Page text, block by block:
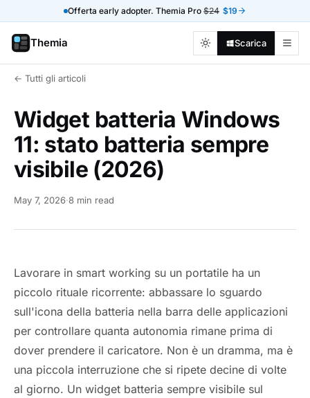
Offerta early adopter. Themia Pro $24 $19
Themia Scarica
← Tutti gli articoli
Widget batteria Windows
11: stato batteria sempre
visibile (2026)
May 7, 2026·8 min read
Lavorare in smart working su un portatile ha un
piccolo rituale ricorrente: abbassare lo sguardo
sull'icona della batteria nella barra delle applicazioni
per controllare quanta autonomia rimane prima di
dover prendere il caricatore. Non è un dramma, ma è
una piccola interruzione che si ripete decine di volte
al giorno. Un widget batteria sempre visibile sul